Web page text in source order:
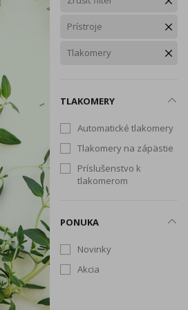
Zdravé chudnutie
Snoreeze
TePe
Prístroje
Tlakomery
TLAKOMERY
Automatické tlakomery
Tlakomery na zápästie
Príslušenstvo k
tlakomerom
PONUKA
Novinky
Akcia